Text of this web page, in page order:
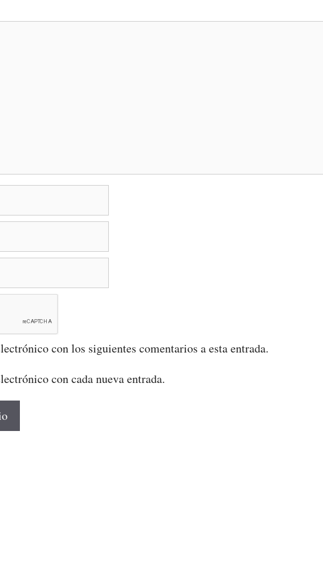
con los siguientes comentarios a esta entrada.
con cada nueva entrada.